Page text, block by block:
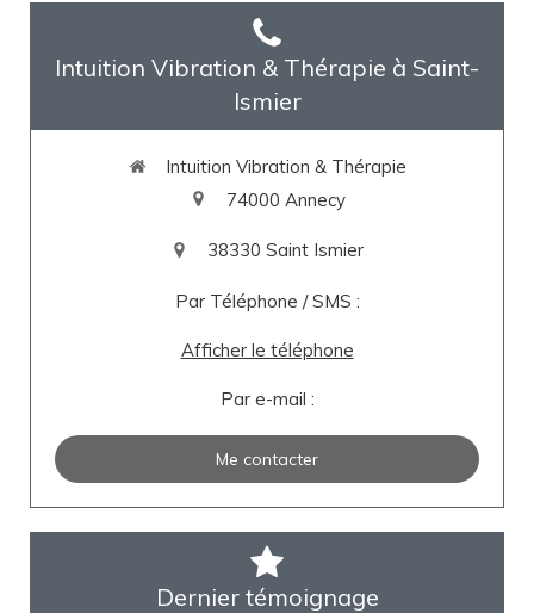
Intuition Vibration & Thérapie à Saint-
Ismier
Intuition Vibration & Thérapie
74000 Annecy
38330 Saint Ismier
Par Téléphone / SMS :
Afficher le téléphone
Par e-mail :
Me contacter
Dernier témoignage